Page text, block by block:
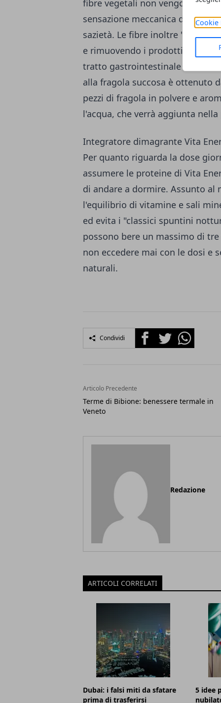
Cookie
fibre vegetali non vengono
sensazione meccanica di
sazietà. Le fibre inoltre
e rimuovendo i prodotti
tratto gastrointestinale inizia a
alla fragola succosa è ottenuto
pezzi di fragola in polvere e
l'acqua, che verrà aggiunta
Integratore dimagrante Vita
Per quanto riguarda la dose
assumere le proteine di Vita
di andare a dormire. Assunto al
l'equilibrio di vitamine e sali
ed evita i "classici spuntini
possono bere un massimo di
non eccedere mai con le dosi e
naturali.
Condividi FacebookTwitterWhatsapp
Articolo Precedente
Terme di Bibione: benessere termale in
Veneto
Redazione
ARTICOLI CORRELATI
Dubai: i falsi miti da sfatare
prima di trasferirsi
5 idee